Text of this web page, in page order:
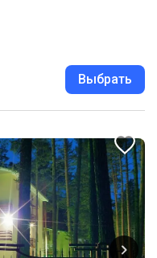
Выбрать